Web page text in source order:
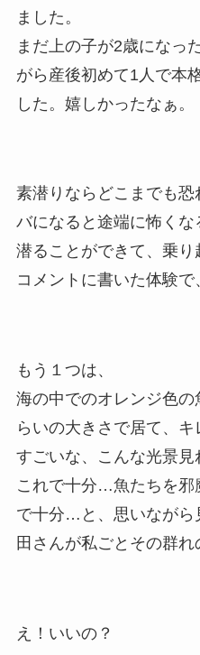
ました。
まだ上の子が2歳になっ
がら産後初めて1人で本
した。嬉しかったなぁ。
素潜りならどこまでも
バになると途端に怖くな
潜ることができて、乗
コメントに書いた体験で
もう１つは、
海の中でのオレンジ色の
らいの大きさで居て、キ
すごいな、こんな光景見
これで十分…魚たちを
で十分…と、思いながら
田さんが私ごとその群れ
え！いいの？